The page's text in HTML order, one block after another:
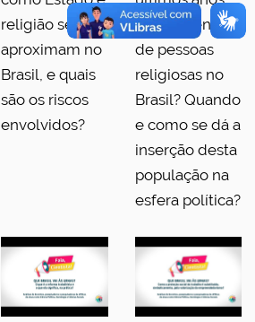
religião se
aproximam no
Brasil, e quais
são os riscos
envolvidos?
um aumento
de pessoas
religiosas no
Brasil? Quando
e como se dá a
inserção desta
população na
esfera política?